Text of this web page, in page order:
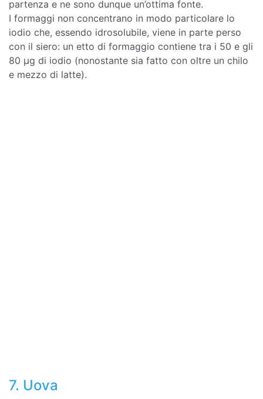
partenza e ne sono dunque un’ottima fonte.
I formaggi non concentrano in modo particolare lo
iodio che, essendo idrosolubile, viene in parte perso
con il siero: un etto di formaggio contiene tra i 50 e gli
80 µg di iodio (nonostante sia fatto con oltre un chilo
e mezzo di latte).
7. Uova